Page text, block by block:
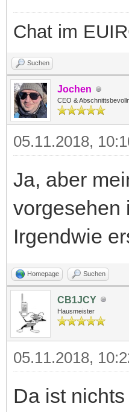
Chat im
Suchen
Jochen
CEO &
05.11.2018,
Ja, aber
vorgesehen
Irgendwie
Homepage Suchen
CB1JCY
Hausmeister
05.11.2018,
Da ist